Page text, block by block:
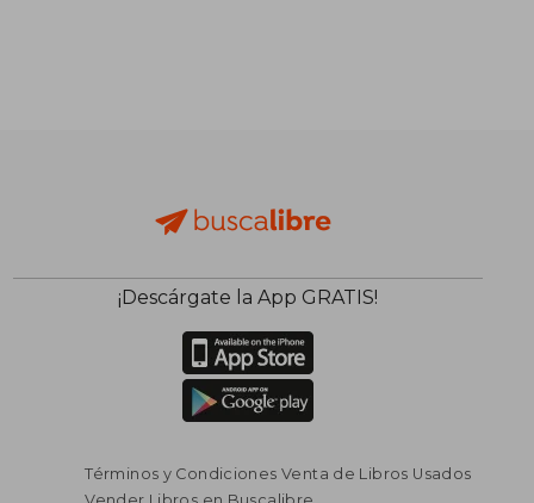
¡Descárgate la App GRATIS!
Términos y Condiciones Venta de Libros Usados